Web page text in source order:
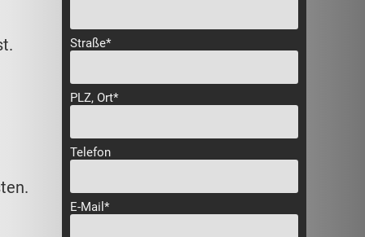
Straße*
PLZ, Ort*
Telefon
E-Mail*